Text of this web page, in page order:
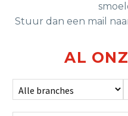
Stuur dan een mail
AL